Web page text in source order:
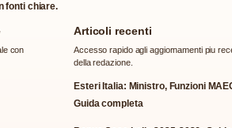
fonti chiare.
con
Articoli recenti
Accesso rapido agli aggiornamenti piu
della redazione.
Esteri Italia: Ministro, Funzioni
Guida completa